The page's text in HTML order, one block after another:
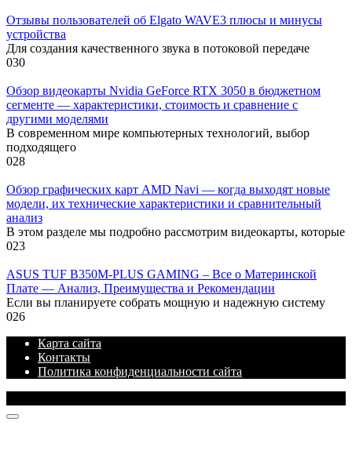
Отзывы пользователей об Elgato WAVE3 плюсы и минусы
устройства
Для создания качественного звука в потоковой передаче
030
Обзор видеокарты Nvidia GeForce RTX 3050 в бюджетном
сегменте — характеристики, стоимость и сравнение с
другими моделями
В современном мире компьютерных технологий, выбор
подходящего
028
Обзор графических карт AMD Navi — когда выходят новые
модели, их технические характеристики и сравнительный
анализ
В этом разделе мы подробно рассмотрим видеокарты, которые
023
ASUS TUF B350M-PLUS GAMING – Все о Материнской
Плате — Анализ, Преимущества и Рекомендации
Если вы планируете собрать мощную и надежную систему
026
Карта сайта
Контакты
Политика конфиденциальности сайта